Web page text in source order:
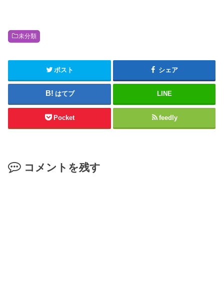
未分類
ポスト シェア
はてブ LINE
Pocket feedly
コメントを残す